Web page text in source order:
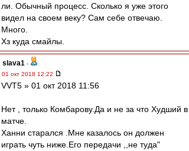
ли. Обычный процесс. Сколько я уже этого
видел на своем веку? Сам себе отвечаю.
Много.
Хз куда смайлы.
slava1 -
01 окт 2018 12:22
VVT5 » 01 окт 2018 11:56
Нет , только Комбарову.Да и не за что Худший в
матче.
Ханни старался .Мне казалось он должен
играть чуть ниже.Его передачи ,,не туда"